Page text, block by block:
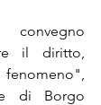
il diritto,
di Borgo